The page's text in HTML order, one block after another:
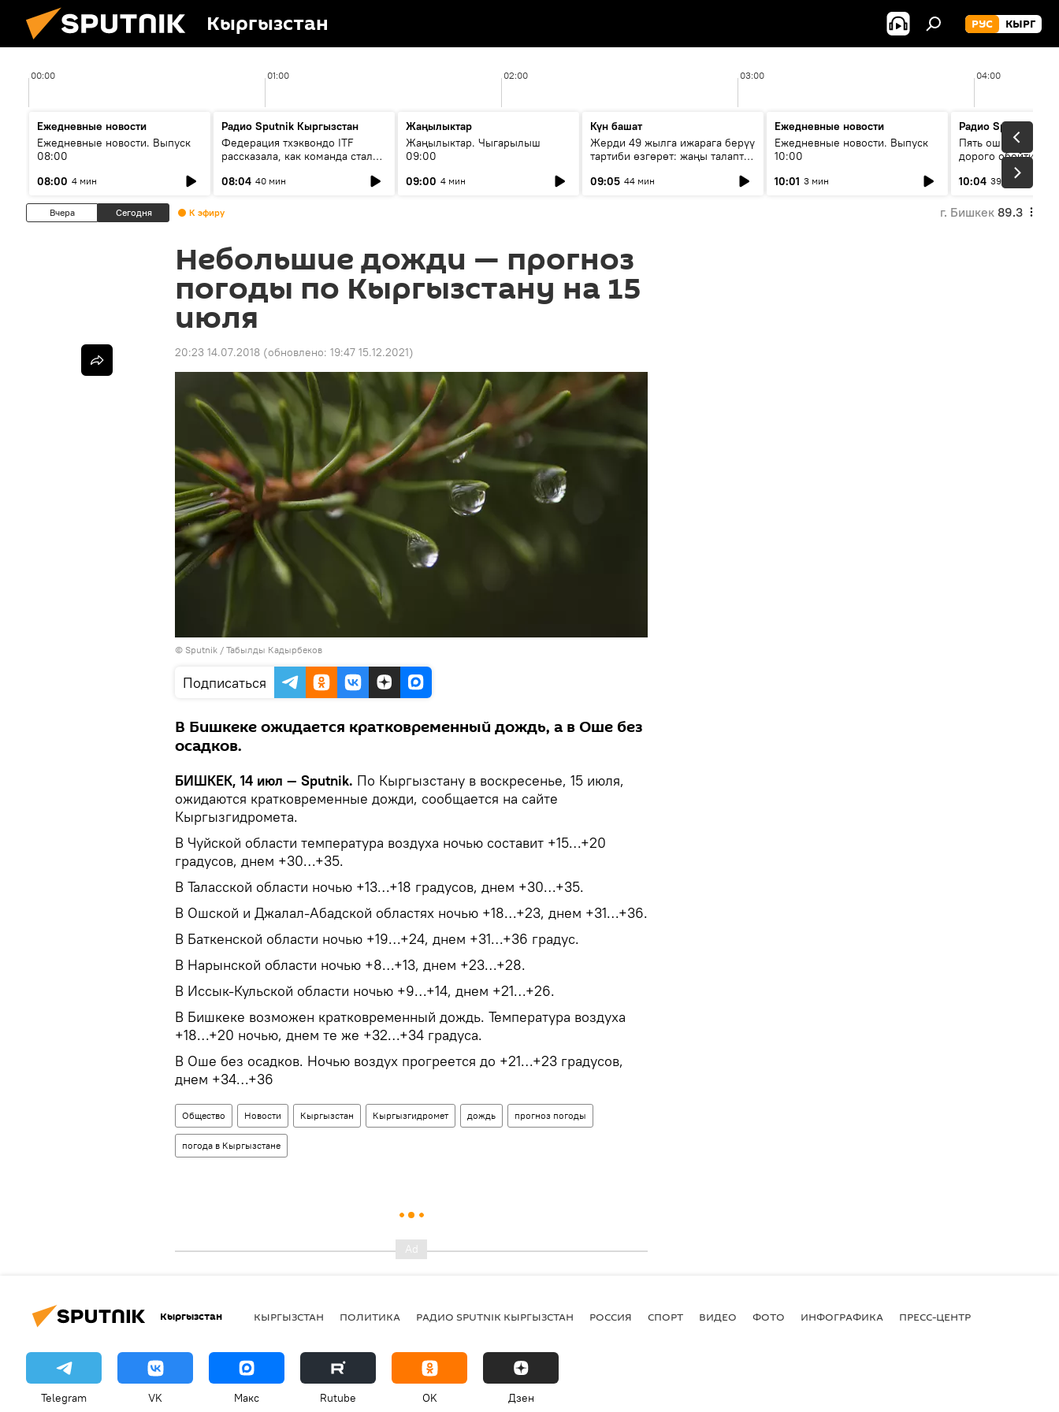
Кыргызстан РУС КЫРГ
00:00 01:00 02:00 03:00 04:00
Ежедневные новости
Ежедневные новости. Выпуск
08:00
08:00 4 мин
Радио Sputnik Кыргызстан
Федерация тхэквондо ITF
рассказала, как команда стала
08:04 40 мин
Жаңылыктар
Жаңылыктар. Чыгарылыш
09:00
09:00 4 мин
Күн башат
Жерди 49 жылга ижарага берүү
тартиби өзгөрөт: жаңы талаптар
09:05 44 мин
Ежедневные новости
Ежедневные новости. Выпуск
10:00
10:01 3 мин
Радио Sputnik
Пять ошибок
дорого обойтись
10:04 39 мин
Вчера Сегодня К эфиру г. Бишкек 89.3
Небольшие дожди — прогноз
погоды по Кыргызстану на 15
июля
20:23 14.07.2018 (обновлено: 19:47 15.12.2021)
© Sputnik / Табылды Кадырбеков
Подписаться
В Бишкеке ожидается кратковременный дождь, а в Оше без
осадков.
БИШКЕК, 14 июл — Sputnik. По Кыргызстану в воскресенье, 15 июля,
ожидаются кратковременные дожди, сообщается на сайте
Кыргызгидромета.
В Чуйской области температура воздуха ночью составит +15…+20
градусов, днем +30…+35.
В Таласской области ночью +13…+18 градусов, днем +30…+35.
В Ошской и Джалал-Абадской областях ночью +18…+23, днем +31…+36.
В Баткенской области ночью +19…+24, днем +31…+36 градус.
В Нарынской области ночью +8…+13, днем +23…+28.
В Иссык-Кульской области ночью +9…+14, днем +21…+26.
В Бишкеке возможен кратковременный дождь. Температура воздуха
+18…+20 ночью, днем те же +32…+34 градуса.
В Оше без осадков. Ночью воздух прогреется до +21…+23 градусов,
днем +34…+36
Общество Новости Кыргызстан Кыргызгидромет дождь прогноз погоды
погода в Кыргызстане
Кыргызстан КЫРГЫЗСТАН ПОЛИТИКА РАДИО SPUTNIK КЫРГЫЗСТАН РОССИЯ СПОРТ ВИДЕО ФОТО ИНФОГРАФИКА ПРЕСС-ЦЕНТР
Telegram VK Макс Rutube OK Дзен